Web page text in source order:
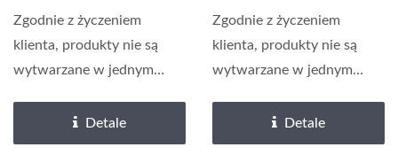
Zgodnie z życzeniem
klienta, produkty nie są
wytwarzane w jednym
etapach....
Detale
Zgodnie z życzeniem
klienta, produkty nie są
wytwarzane w jednym
etapach....
Detale